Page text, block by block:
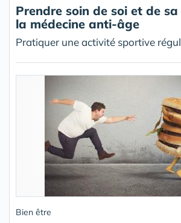
Prendre soin de soi et de
la médecine anti-âge
Pratiquer une activité sportive
Bien être